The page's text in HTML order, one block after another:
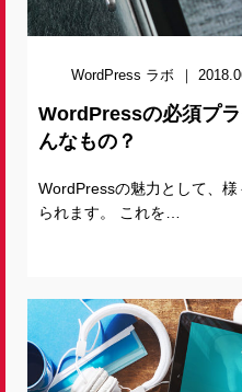
WordPress ラボ
WordPressの必須プ
んなもの？
WordPressの魅力として、
られます。 これを…